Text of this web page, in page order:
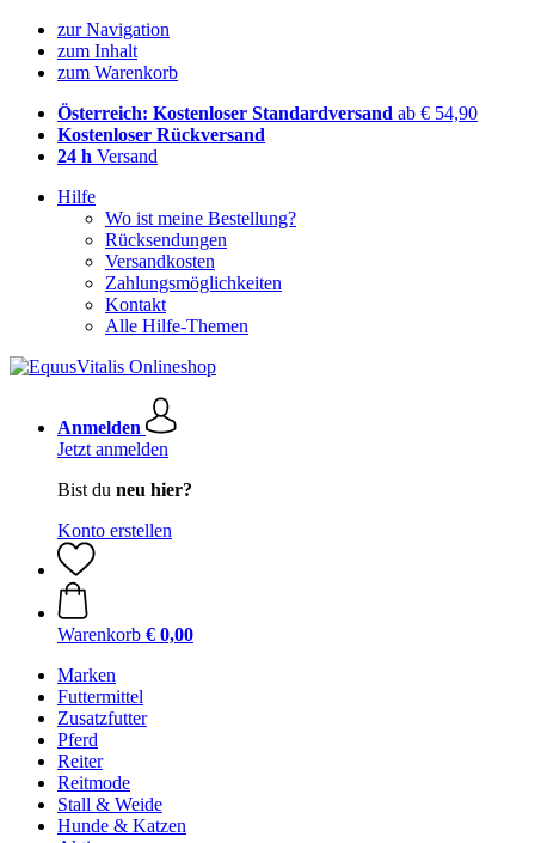
zur Navigation
zum Inhalt
zum Warenkorb
Österreich: Kostenloser Standardversand ab € 54,90
Kostenloser Rückversand
24 h Versand
Hilfe
Wo ist meine Bestellung?
Rücksendungen
Versandkosten
Zahlungsmöglichkeiten
Kontakt
Alle Hilfe-Themen
Anmelden
Jetzt anmelden
Bist du neu hier?
Konto erstellen
Warenkorb € 0,00
Marken
Futtermittel
Zusatzfutter
Pferd
Reiter
Reitmode
Stall & Weide
Hunde & Katzen